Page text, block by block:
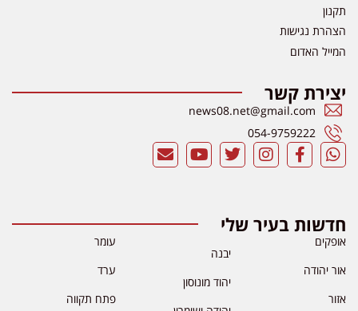
תקנון
הצהרת נגישות
המייל האדום
יצירת קשר
news08.net@gmail.com
054-9759222
חדשות בעיר שלי
אופקים
אור יהודה
אזור
יבנה
יהוד מונוסון
עומר
ערד
פתח תקווה